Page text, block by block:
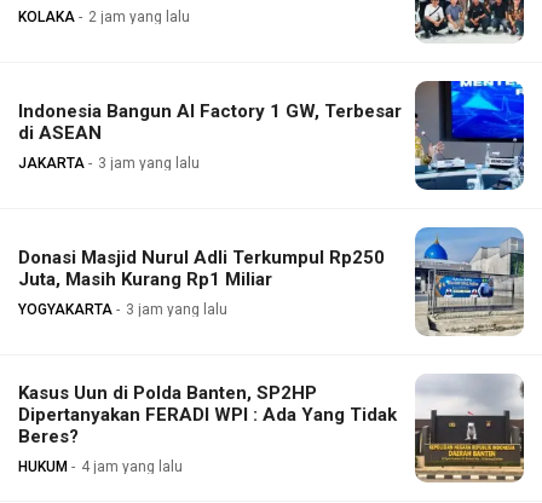
KOLAKA 2 jam yang lalu
Indonesia Bangun AI Factory 1 GW, Terbesar
di ASEAN
JAKARTA 3 jam yang lalu
Donasi Masjid Nurul Adli Terkumpul Rp250
Juta, Masih Kurang Rp1 Miliar
YOGYAKARTA 3 jam yang lalu
Kasus Uun di Polda Banten, SP2HP
Dipertanyakan FERADI WPI : Ada Yang Tidak
Beres?
HUKUM 4 jam yang lalu